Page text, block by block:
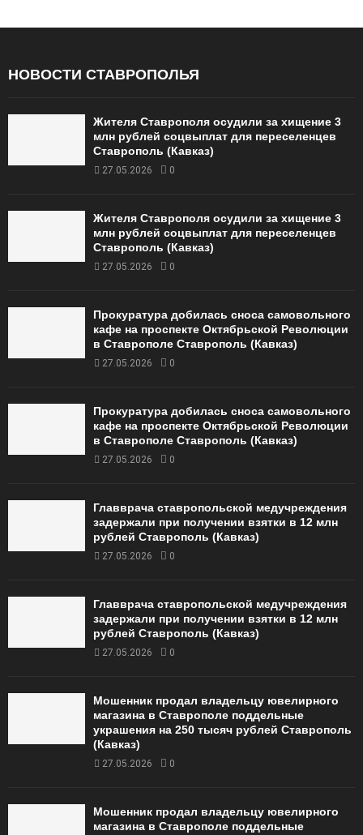
НОВОСТИ СТАВРОПОЛЬЯ
Жителя Ставрополя осудили за хищение 3
млн рублей соцвыплат для переселенцев
Ставрополь (Кавказ)
27.05.2026 0
Жителя Ставрополя осудили за хищение 3
млн рублей соцвыплат для переселенцев
Ставрополь (Кавказ)
27.05.2026 0
Прокуратура добилась сноса самовольного
кафе на проспекте Октябрьской Революции
в Ставрополе Ставрополь (Кавказ)
27.05.2026 0
Прокуратура добилась сноса самовольного
кафе на проспекте Октябрьской Революции
в Ставрополе Ставрополь (Кавказ)
27.05.2026 0
Главврача ставропольской медучреждения
задержали при получении взятки в 12 млн
рублей Ставрополь (Кавказ)
27.05.2026 0
Главврача ставропольской медучреждения
задержали при получении взятки в 12 млн
рублей Ставрополь (Кавказ)
27.05.2026 0
Мошенник продал владельцу ювелирного
магазина в Ставрополе поддельные
украшения на 250 тысяч рублей Ставрополь
(Кавказ)
27.05.2026 0
Мошенник продал владельцу ювелирного
магазина в Ставрополе поддельные